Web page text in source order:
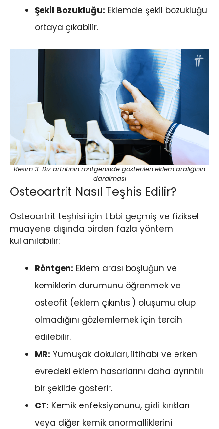
Şekil Bozukluğu: Eklemde şekil bozukluğu
ortaya çıkabilir.
Resim 3. Diz artritinin röntgeninde gösterilen eklem aralığının
daralması
Osteoartrit Nasıl Teşhis Edilir?
Osteoartrit teşhisi için tıbbi geçmiş ve fiziksel
muayene dışında birden fazla yöntem
kullanılabilir:
Röntgen: Eklem arası boşluğun ve
kemiklerin durumunu öğrenmek ve
osteofit (eklem çıkıntısı) oluşumu olup
olmadığını gözlemlemek için tercih
edilebilir.
MR: Yumuşak dokuları, iltihabı ve erken
evredeki eklem hasarlarını daha ayrıntılı
bir şekilde gösterir.
CT: Kemik enfeksiyonunu, gizli kırıkları
veya diğer kemik anormalliklerini